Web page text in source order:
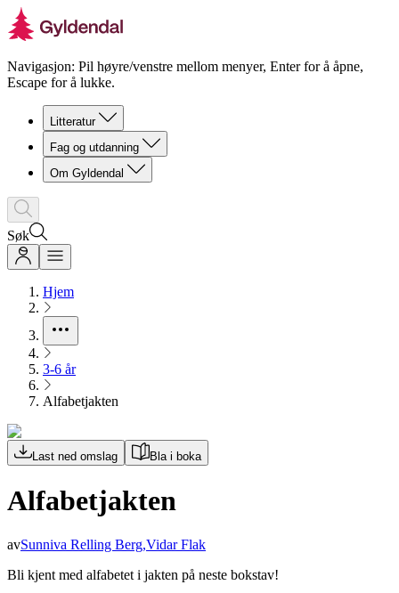
Navigasjon: Pil høyre/venstre mellom menyer, Enter for å åpne,
Escape for å lukke.
Litteratur
Fag og utdanning
Om Gyldendal
Søk
Hjem
3-6 år
Alfabetjakten
Last ned omslag Bla i boka
Alfabetjakten
avSunniva Relling Berg,Vidar Flak
Bli kjent med alfabetet i jakten på neste bokstav!